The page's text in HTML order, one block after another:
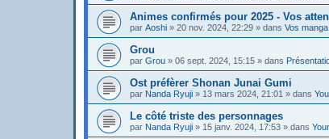
Animes confirmés pour 2025 - Vos
par Aoshi » 20 nov. 2024, 22:29 » dans Vos
Grou
par Grou » 06 sept. 2024, 15:15 » dans
Ost préfèrer Shonan Junai Gumi
par Nanda Ryuji » 13 mars 2024, 21:01 » dans
Le côté triste des personnages
par Nanda Ryuji » 15 janv. 2024, 17:53 » dans